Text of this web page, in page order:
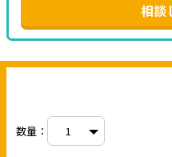
相談
数量：